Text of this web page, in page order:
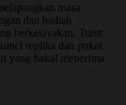
masa
dan hadiah
berkelayakan. Turut
replika dan pukat
yang bakal menerima